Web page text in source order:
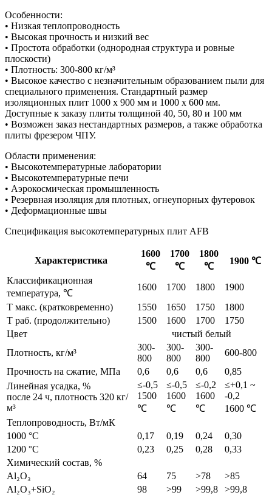
Особенности:
• Низкая теплопроводность
• Высокая прочность и низкий вес
• Простота обработки (однородная структура и ровные
плоскости)
• Плотность: 300-800 кг/м³
• Высокое качество с незначительным образованием пыли для
специального применения. Стандартный размер
изоляционных плит 1000 x 900 мм и 1000 х 600 мм.
Доступные к заказу плиты толщиной 40, 50, 80 и 100 мм
• Возможен заказ нестандартных размеров, а также обработка
плиты фрезером ЧПУ.
Области применения:
• Высокотемпературные лаборатории
• Высокотемпературные печи
• Аэрокосмическая промышленность
• Резервная изоляция для плотных, огнеупорных футеровок
• Деформационные швы
Спецификация высокотемпературных плит AFB
Характеристика
1600
℃
1700
℃
1800
℃
1900 ℃
Классификационная
температура, ℃
1600 1700 1800
1900
Т макс. (кратковременно)
1550 1650 1750
1800
Т раб. (продолжительно)
1500 1600 1700
1750
Цвет
чистый белый
Плотность, кг/м³
300-
800
300-
800
300-
800
600-800
Прочность на сжатие, МПа
0,6 0,6 0,6
0,85
Линейная усадка, %
после 24 ч, плотность 320 кг/
м³
≤-0,5
1500
℃
≤-0,5
1600
℃
≤-0,2
1600
℃
≤+0,1 ~
-0,2
1600 ℃
Теплопроводность, Вт/мК
1000 °C
0,17 0,19 0,24
0,30
1200 °C
0,23 0,25 0,28
0,33
Химический состав, %
Al₂O₃
64 75 >78
>85
Al₂O₃+SiO₂
98 >99 >99,8
>99,8